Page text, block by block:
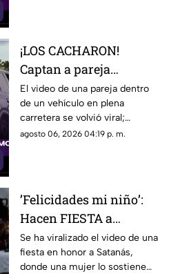
¡LOS CACHARON!
Captan a pareja
'dándose amor’ en un
auto en plena carretera
(+VIDEO)
El video de una pareja dentro
de un vehículo en plena
carretera se volvió viral;
autoridades identificaron y
agosto 06, 2026 04:19 p. m.
’Felicidades mi niño’:
Hacen FIESTA a
SATANÁS con pastel y
banda (+VIDEO)
Se ha viralizado el video de una
fiesta en honor a Satanás,
donde una mujer lo sostiene